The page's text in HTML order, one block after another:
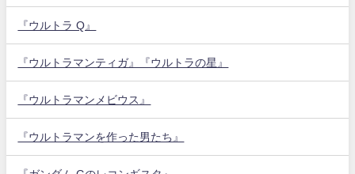
『ウルトラ Q』
『ウルトラマンティガ』『ウルトラの星』
『ウルトラマンメビウス』
『ウルトラマンを作った男たち』